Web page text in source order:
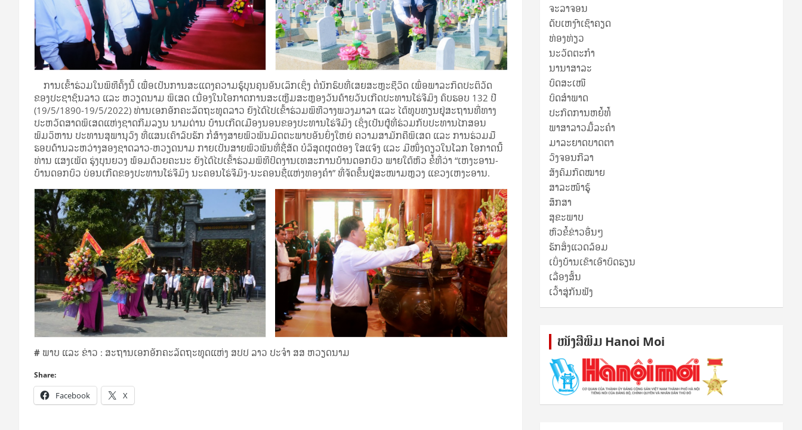
ການເຂົ້າຮ່ວມໃນພິທີຄັ້ງນີ້ ເພື່ອເປັນການສະແດງຄວາມຮູ້ບຸນຄຸນອັນເລິກເຊິ່ງ ຕໍ່ນັກຮົບທີ່ເສຍສະຫຼະຊີວິດ ເພຶ່ອພາລະກິດປະຕິວັດ
ຂອງປະຊາຊົນລາວ ແລະ ຫວຽດນາມ ພິເສດ ເນື່ອງໃນໂອກາດການສະເຫຼີມສະຫຼອງວັນຄ້າຍວັນເກີດປະທານໂຮ່ຈີມິງ ຄົບຮອບ 132 ປີ
(19/5/1890-19/5/2022) ທ່ານເອກອັກຄະລັດຖະທູດລາວ ຍັງໄດ້ໄປເຂົ້າຮ່ວມພິທີວາງພວງມາລາ ແລະ ໄຕ້ທູບທຽນຢູ່ສະຖານທີ່ທາງ
ປະຫວັດສາດພິເສດແຫ່ງຊາດກີມລຽນ ນາມດ່ານ ບ້ານເກີດເມືອງນອນຂອງປະທານໂຮ່ຈີມິງ ເຊິ່ງເປັນຜູ້ທີ່ຮ່ວມກັບປະທານໄກສອນ
ພົມວິຫານ ປະທານສຸພານຸວົງ ທີ່ແສນເຄົາລົບຮັກ ກໍ່ສ້າງສາຍພົວພັນມິດຕະພາບອັນຍິ່ງໃຫຍ່ ຄວາມສາມັກຄີພິເສດ ແລະ ການຮ່ວມມື
ຮອບດ້ານລະຫວ່າງສອງຊາດລາວ-ຫວຽດນາມ ກາຍເປັນສາຍພົວພັນທີ່ຊື່ສັດ ບໍລິສຸດຜຸດຜ່ອງ ໃສແຈ້ງ ແລະ ມີໜຶ່ງດຽວໃນໂລກ ໂອກາດນີ້
ທ່ານ ແສງເພັດ ຮຸ່ງບຸນຍວງ ພ້ອມດ້ວຍຄະນະ ຍັງໄດ້ໄປເຂົ້າຮ່ວມພິທີປິດງານເທສະການບ້ານດອກບົວ ພາຍໃຕ້ຫົວ ຂໍ້ທີ່ວ່າ “ເຫງະອານ-
ບ້ານດອກບົວ ບ່ອນເກີດຂອງປະທານໂຮ່ຈີມິງ ນະຄອນໂຮ່ຈີມິງ-ນະຄອນຊື່ແຫ່ງທອງຄຳ” ທີ່ຈັດຂຶ້ນຢູ່ສະໜາມຫຼວງ ແຂວງເຫງະອານ.
# ພາບ ແລະ ຂ່າວ : ສະຖານເອກອັກຄະລັດຖະທູດແຫ່ງ ສປປ ລາວ ປະຈໍາ ສສ ຫວຽດນາມ
Share:
Facebook X
ຈະລາຈອນ
ດັບເຫງົາເຊົາຄຽດ
ທ່ອງທ່ຽວ
ນະວັດຕະກໍາ
ນານາສາລະ
ບົດສະເໜີ
ບົດສໍາພາດ
ປະກົດການຫຍໍ້ທໍ້
ພາສາລາວມື້ລະຄຳ
ມາລະຍາດບາດຕາ
ວົງຈອນກີລາ
ສັງຄົມກົດໝາຍ
ສາລະໜ້າຮູ້
ສຶກສາ
ສຸ​ຂະ​ພາບ
ຫົວຂໍ້ຂ່າວອື່ນໆ
ຮັກສິ່ງແວດລ້ອມ
ເບິ່ງບ້ານເຂົາເອົາບົດຮຽນ
ເລື່ອງສັ້ນ
ເວົ້າສູ່ກັນຟັງ
ໜັງ​ສື​ພິມ Hanoi Moi